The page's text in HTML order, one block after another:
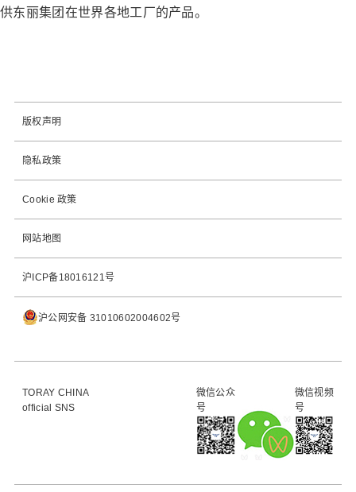
供东丽集团在世界各地工厂的产品。
版权声明
隐私政策
Cookie 政策
网站地图
沪ICP备18016121号
沪公网安备 31010602004602号
TORAY CHINA
official SNS
微信公众
号
微信视频
号